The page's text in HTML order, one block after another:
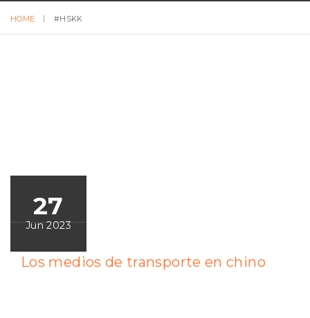
HOME #HSKK
27
Jun 2023
Los medios de transporte en chino